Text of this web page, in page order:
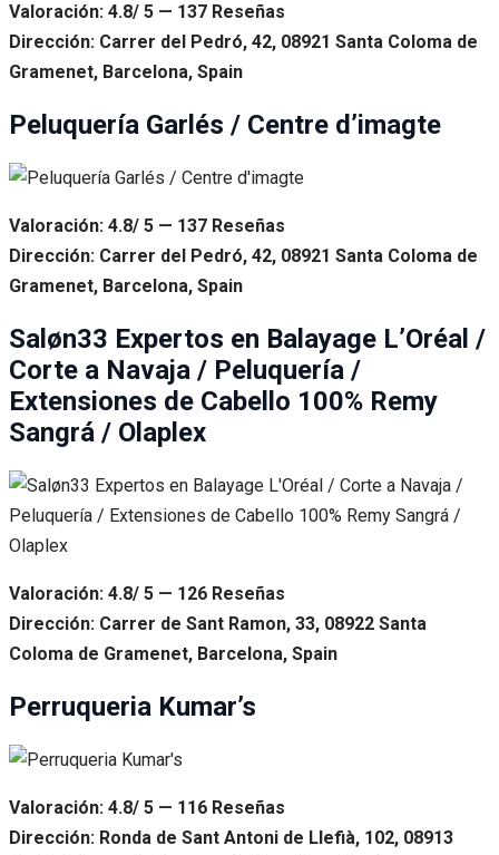
Valoración: 4.8/ 5 — 137 Reseñas
Dirección: Carrer del Pedró, 42, 08921 Santa Coloma de
Gramenet, Barcelona, Spain
Peluquería Garlés / Centre d’imagte
Valoración: 4.8/ 5 — 137 Reseñas
Dirección: Carrer del Pedró, 42, 08921 Santa Coloma de
Gramenet, Barcelona, Spain
Saløn33 Expertos en Balayage L’Oréal /
Corte a Navaja / Peluquería /
Extensiones de Cabello 100% Remy
Sangrá / Olaplex
Valoración: 4.8/ 5 — 126 Reseñas
Dirección: Carrer de Sant Ramon, 33, 08922 Santa
Coloma de Gramenet, Barcelona, Spain
Perruqueria Kumar’s
Valoración: 4.8/ 5 — 116 Reseñas
Dirección: Ronda de Sant Antoni de Llefià, 102, 08913